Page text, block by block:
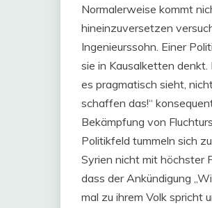
Normalerweise kommt
hineinzuversetzen
Ingenieurssohn. Einer
sie in Kausalketten
es pragmatisch sieht,
schaffen das!“
Bekämpfung von
Politikfeld tummeln sich
Syrien nicht mit höchster
dass der Ankündigung
mal zu ihrem Volk spricht